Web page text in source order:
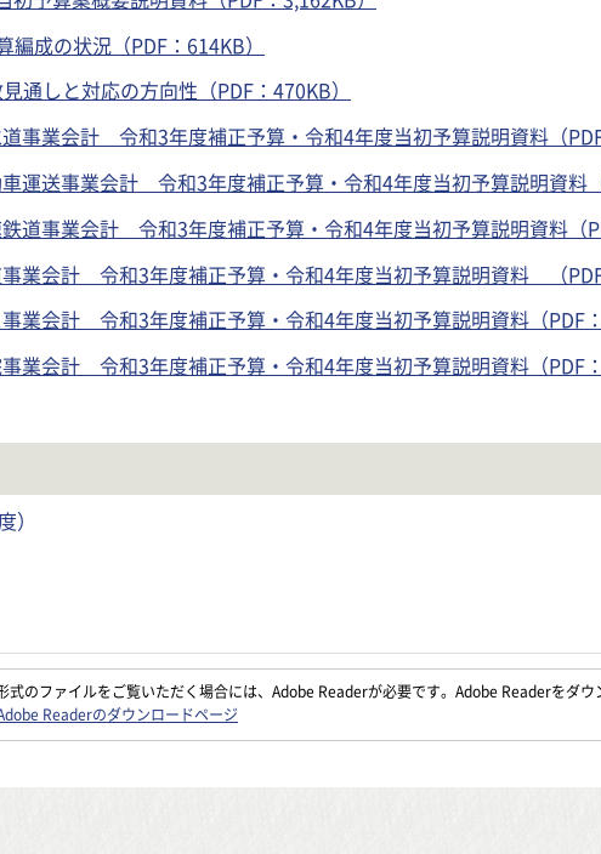
成の状況（PDF：614KB）
しと対応の方向性（PDF：470KB）
事業会計 令和3年度補正予算・令和4年度当初予算説明資料（PDF
運送事業会計 令和3年度補正予算・令和4年度当初予算説明資料（
道事業会計 令和3年度補正予算・令和4年度当初予算説明資料（
業会計 令和3年度補正予算・令和4年度当初予算説明資料 （PDF
業会計 令和3年度補正予算・令和4年度当初予算説明資料（PDF：
業会計 令和3年度補正予算・令和4年度当初予算説明資料（PDF：
式のファイルをご覧いただく場合には、Adobe Readerが必要です。Adobe Readerをダウ
Readerのダウンロードページ